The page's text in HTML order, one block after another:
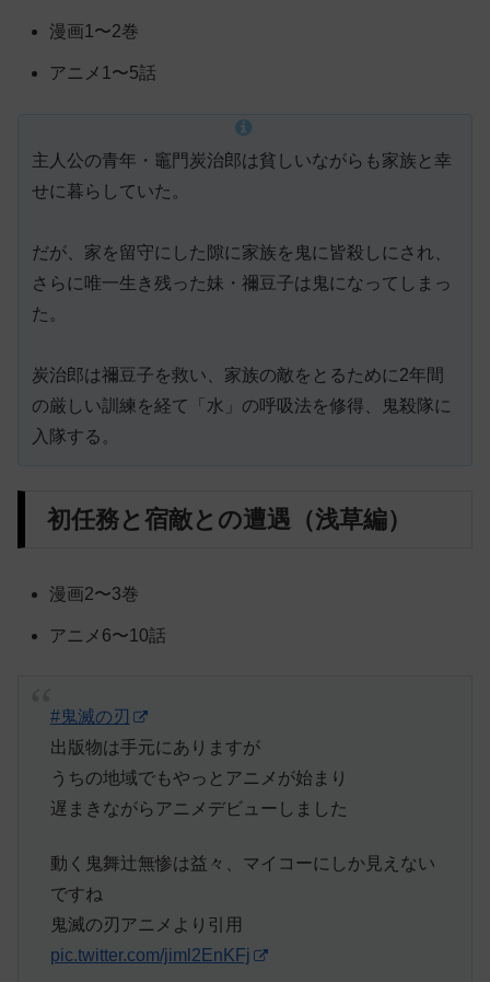
漫画1〜2巻
アニメ1〜5話
主人公の青年・竈門炭治郎は貧しいながらも家族と幸
せに暮らしていた。
だが、家を留守にした隙に家族を鬼に皆殺しにされ、
さらに唯一生き残った妹・禰豆子は鬼になってしまっ
た。
炭治郎は禰豆子を救い、家族の敵をとるために2年間
の厳しい訓練を経て「水」の呼吸法を修得、鬼殺隊に
入隊する。
初任務と宿敵との遭遇（浅草編）
漫画2〜3巻
アニメ6〜10話
#鬼滅の刃
出版物は手元にありますが
うちの地域でもやっとアニメが始まり
遅まきながらアニメデビューしました
動く鬼舞辻無惨は益々、マイコーにしか見えない
ですね
鬼滅の刃アニメより引用
pic.twitter.com/jiml2EnKFj